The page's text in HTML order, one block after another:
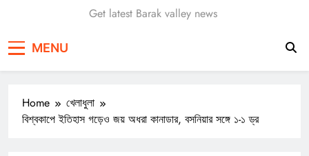
Barak Taranga
Get latest Barak valley news
MENU
Home
খেলাধুলা
বিশ্বকাপে ইতিহাস গড়েও জয় অধরা কানাডার, বসনিয়ার সঙ্গে ১-১ ড্র